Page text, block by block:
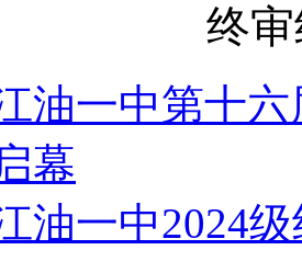
终
油一中第十
幕
油一中2024